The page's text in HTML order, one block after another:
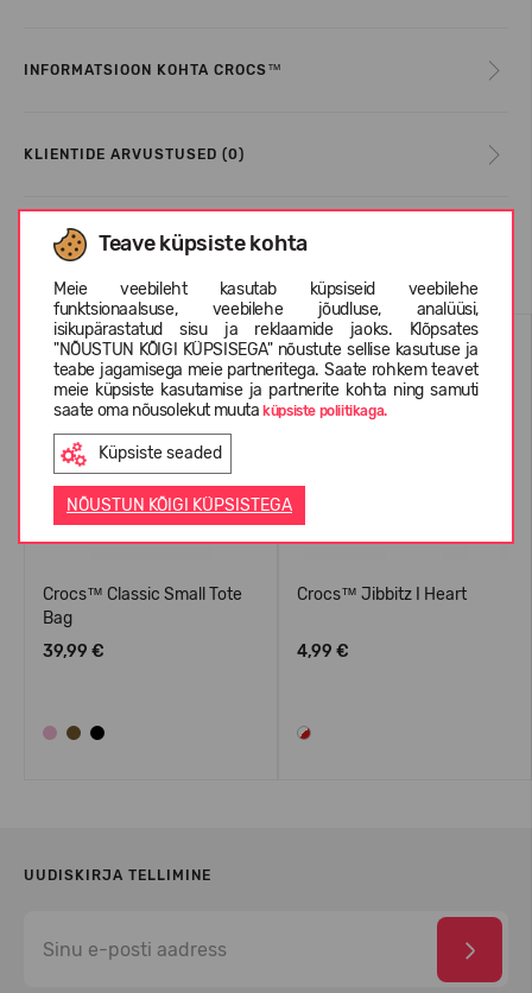
Teave küpsiste kohta
Meie veebileht kasutab küpsiseid veebilehe
funktsionaalsuse, veebilehe jõudluse, analüüsi,
isikupärastatud sisu ja reklaamide jaoks. Klõpsates
"NÕUSTUN KÕIGI KÜPSISEGA" nõustute sellise kasutuse ja
teabe jagamisega meie partneritega. Saate rohkem teavet
meie küpsiste kasutamise ja partnerite kohta ning samuti
saate oma nõusolekut muutaküpsiste poliitikaga.
Küpsiste seaded
NÕUSTUN KÕIGI KÜPSISTEGA
INFORMATSIOON KOHTA CROCS™
KLIENTIDE ARVUSTUSED (0)
Sarnased tooted
Crocs™ Classic Small Tote
Bag
39,99 €
Crocs™ Jibbitz I Heart
4,99 €
UUDISKIRJA TELLIMINE